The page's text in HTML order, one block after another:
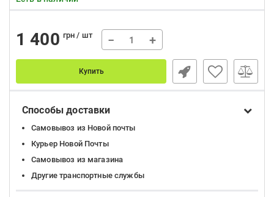
1 400 грн / шт − +
Купить
Способы доставки
Самовывоз из Новой почты
Курьер Новой Почты
Самовывоз из магазина
Другие транспортные службы